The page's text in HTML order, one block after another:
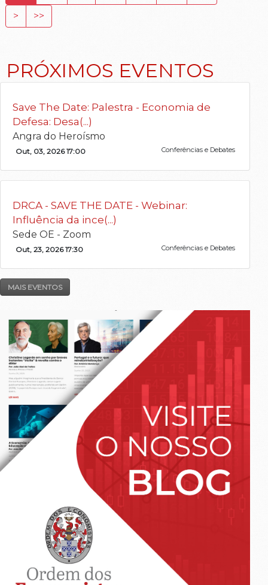
>
>>
PRÓXIMOS EVENTOS
Save The Date: Palestra - Economia de
Defesa: Desa(...)
Angra do Heroísmo
Out, 03, 2026 17:00 Conferências e Debates
DRCA - SAVE THE DATE - Webinar:
Influência da ince(...)
Sede OE - Zoom
Out, 23, 2026 17:30 Conferências e Debates
MAIS EVENTOS